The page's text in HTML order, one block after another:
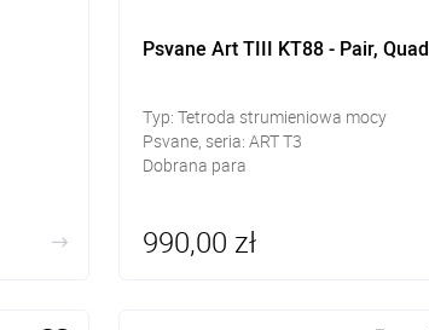
Psvane Art TIII KT88 - Pair, Quad
Typ: Tetroda strumieniowa mocy
Psvane, seria: ART T3
Dobrana para
990,00 zł